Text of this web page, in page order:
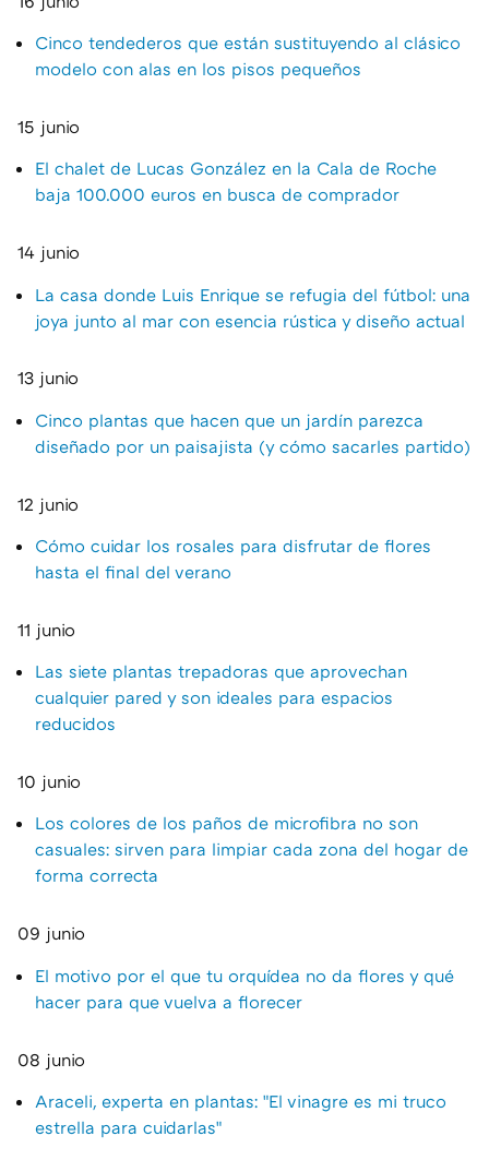
Cinco tendederos que están sustituyendo al clásico
modelo con alas en los pisos pequeños
15 junio
El chalet de Lucas González en la Cala de Roche
baja 100.000 euros en busca de comprador
14 junio
La casa donde Luis Enrique se refugia del fútbol: una
joya junto al mar con esencia rústica y diseño actual
13 junio
Cinco plantas que hacen que un jardín parezca
diseñado por un paisajista (y cómo sacarles partido)
12 junio
Cómo cuidar los rosales para disfrutar de flores
hasta el final del verano
11 junio
Las siete plantas trepadoras que aprovechan
cualquier pared y son ideales para espacios
reducidos
10 junio
Los colores de los paños de microfibra no son
casuales: sirven para limpiar cada zona del hogar de
forma correcta
09 junio
El motivo por el que tu orquídea no da flores y qué
hacer para que vuelva a florecer
08 junio
Araceli, experta en plantas: "El vinagre es mi truco
estrella para cuidarlas"